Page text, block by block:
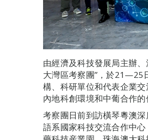
由經濟及科技發展局主辦
大灣區考察團”，於21—25
構、科研單位和代表企業
內地科創環境和中葡合作的
考察團日前到訪橫琴粵澳
語系國家科技交流合作中